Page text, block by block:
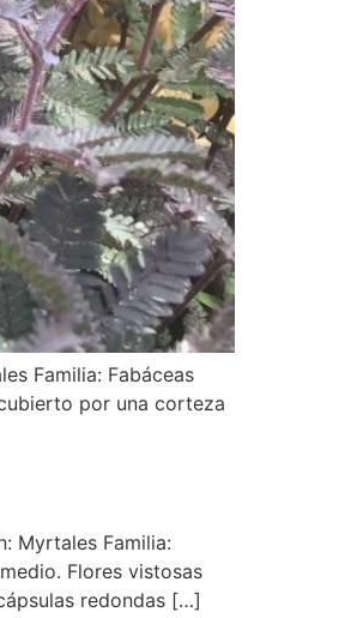
Familia: Fabáceas
por una corteza
Myrtales Familia:
Flores vistosas
redondas […]